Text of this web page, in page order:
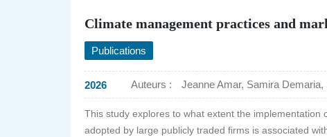
Climate management practices and
Publications
2026 Auteurs : Jeanne Amar, Samira Demaria,
This study explores to what extent the
adopted by large publicly traded firms is associated